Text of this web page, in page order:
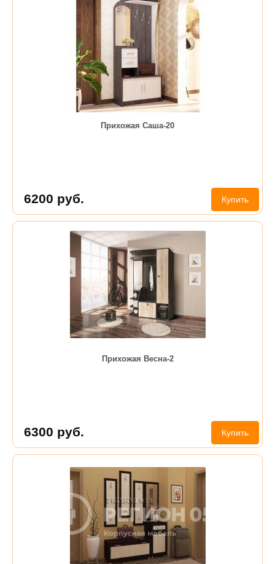
Прихожая Саша-20
6200 руб. Купить
Прихожая Весна-2
6300 руб. Купить